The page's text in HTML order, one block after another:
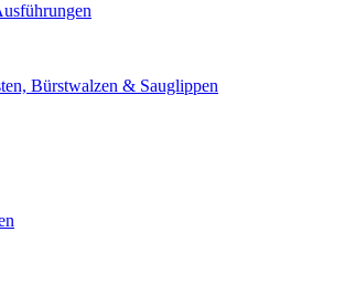
Bürstwalzen & Sauglippen